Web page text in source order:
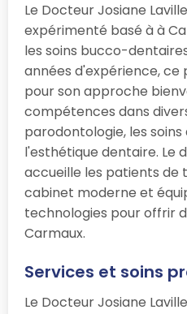
Le Docteur Josiane
expérimenté basé à à
les soins bucco-
années d'expérience,
pour son approche
compétences dans
parodontologie, les
l'esthétique dentaire. Le
accueille les patients de
cabinet moderne et
technologies pour offrir
Carmaux.
Services et soins
Le Docteur Josiane